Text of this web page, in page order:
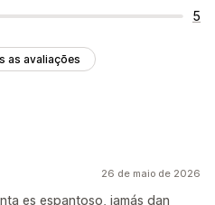
5
as avaliações
26 de maio de 2026
es espantoso, jamás dan